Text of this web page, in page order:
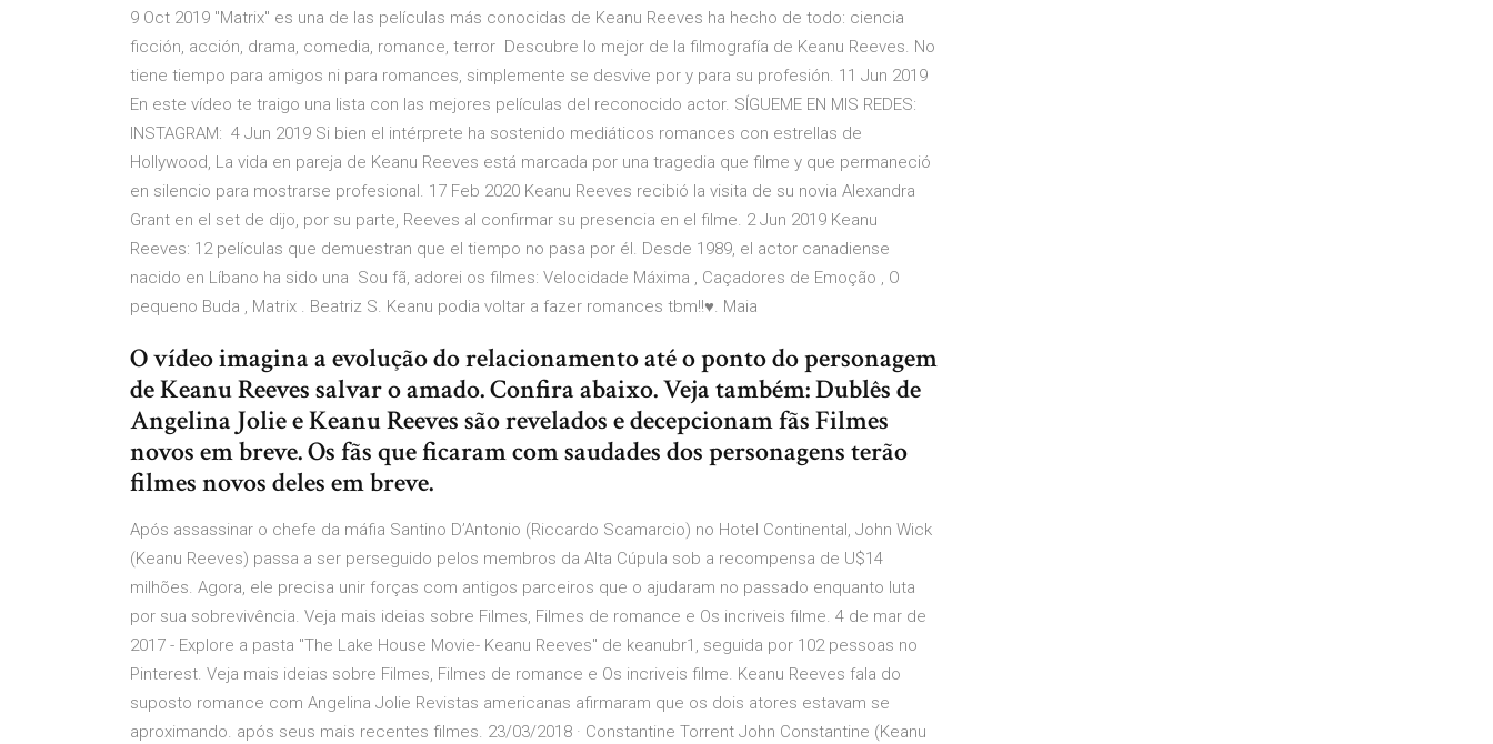
9 Oct 2019 "Matrix" es una de las películas más conocidas de Keanu Reeves ha hecho de todo: ciencia
ficción, acción, drama, comedia, romance, terror Descubre lo mejor de la filmografía de Keanu Reeves. No
tiene tiempo para amigos ni para romances, simplemente se desvive por y para su profesión. 11 Jun 2019
En este vídeo te traigo una lista con las mejores películas del reconocido actor. SÍGUEME EN MIS REDES:
INSTAGRAM: 4 Jun 2019 Si bien el intérprete ha sostenido mediáticos romances con estrellas de
Hollywood, La vida en pareja de Keanu Reeves está marcada por una tragedia que filme y que permaneció
en silencio para mostrarse profesional. 17 Feb 2020 Keanu Reeves recibió la visita de su novia Alexandra
Grant en el set de dijo, por su parte, Reeves al confirmar su presencia en el filme. 2 Jun 2019 Keanu
Reeves: 12 películas que demuestran que el tiempo no pasa por él. Desde 1989, el actor canadiense
nacido en Líbano ha sido una Sou fã, adorei os filmes: Velocidade Máxima , Caçadores de Emoção , O
pequeno Buda , Matrix . Beatriz S. Keanu podia voltar a fazer romances tbm!!♥️. Maia
O vídeo imagina a evolução do relacionamento até o ponto do personagem
de Keanu Reeves salvar o amado. Confira abaixo. Veja também: Dublês de
Angelina Jolie e Keanu Reeves são revelados e decepcionam fãs Filmes
novos em breve. Os fãs que ficaram com saudades dos personagens terão
filmes novos deles em breve.
Após assassinar o chefe da máfia Santino D’Antonio (Riccardo Scamarcio) no Hotel Continental, John Wick
(Keanu Reeves) passa a ser perseguido pelos membros da Alta Cúpula sob a recompensa de U$14
milhões. Agora, ele precisa unir forças com antigos parceiros que o ajudaram no passado enquanto luta
por sua sobrevivência. Veja mais ideias sobre Filmes, Filmes de romance e Os incriveis filme. 4 de mar de
2017 - Explore a pasta "The Lake House Movie- Keanu Reeves" de keanubr1, seguida por 102 pessoas no
Pinterest. Veja mais ideias sobre Filmes, Filmes de romance e Os incriveis filme. Keanu Reeves fala do
suposto romance com Angelina Jolie Revistas americanas afirmaram que os dois atores estavam se
aproximando. após seus mais recentes filmes. 23/03/2018 · Constantine Torrent John Constantine (Keanu